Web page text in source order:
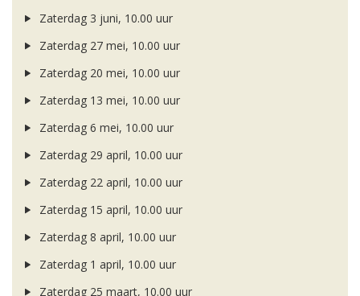
Zaterdag 3 juni, 10.00 uur
Zaterdag 27 mei, 10.00 uur
Zaterdag 20 mei, 10.00 uur
Zaterdag 13 mei, 10.00 uur
Zaterdag 6 mei, 10.00 uur
Zaterdag 29 april, 10.00 uur
Zaterdag 22 april, 10.00 uur
Zaterdag 15 april, 10.00 uur
Zaterdag 8 april, 10.00 uur
Zaterdag 1 april, 10.00 uur
Zaterdag 25 maart, 10.00 uur